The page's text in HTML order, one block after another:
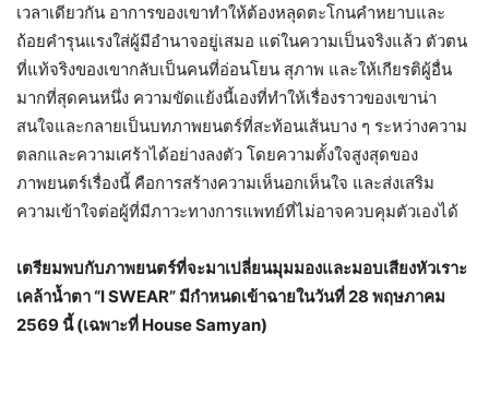
เวลาเดียวกัน อาการของเขาทำให้ต้องหลุดตะโกนคำหยาบและ
ถ้อยคำรุนแรงใส่ผู้มีอำนาจอยู่เสมอ แต่ในความเป็นจริงแล้ว ตัวตน
ที่แท้จริงของเขากลับเป็นคนที่อ่อนโยน สุภาพ และให้เกียรติผู้อื่น
มากที่สุดคนหนึ่ง ความขัดแย้งนี้เองที่ทำให้เรื่องราวของเขาน่า
สนใจและกลายเป็นบทภาพยนตร์ที่สะท้อนเส้นบาง ๆ ระหว่างความ
ตลกและความเศร้าได้อย่างลงตัว โดยความตั้งใจสูงสุดของ
ภาพยนตร์เรื่องนี้ คือการสร้างความเห็นอกเห็นใจ และส่งเสริม
ความเข้าใจต่อผู้ที่มีภาวะทางการแพทย์ที่ไม่อาจควบคุมตัวเองได้
เตรียมพบกับภาพยนตร์ที่จะมาเปลี่ยนมุมมองและมอบเสียงหัวเราะ
เคล้าน้ำตา “I SWEAR” มีกำหนดเข้าฉายในวันที่ 28 พฤษภาคม
2569 นี้ (เฉพาะที่ House Samyan)